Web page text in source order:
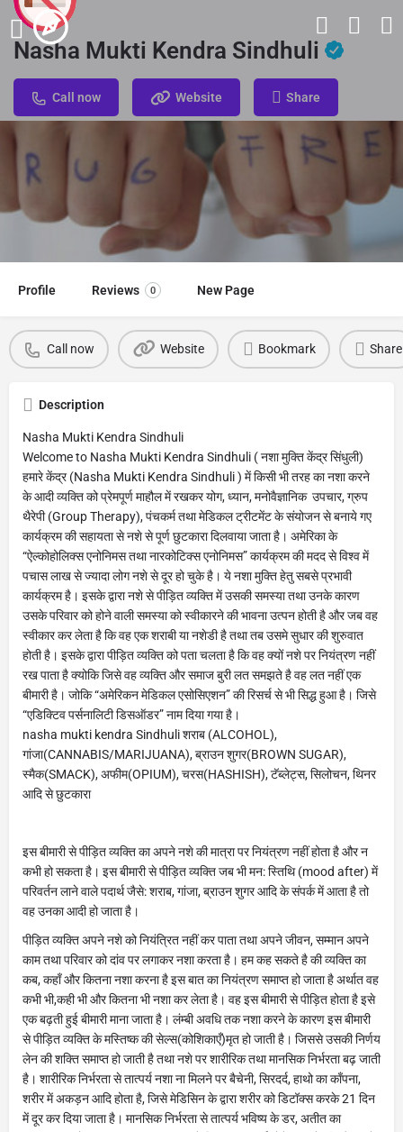
Nasha Mukti Kendra Sindhuli
Call now Website Share
Profile Reviews 0 New Page
Call now Website Bookmark Share
Description
Nasha Mukti Kendra Sindhuli
Welcome to Nasha Mukti Kendra Sindhuli ( नशा मुक्ति केंद्र सिंधुली)
हमारे केंद्र (Nasha Mukti Kendra Sindhuli ) में किसी भी तरह का नशा करने
के आदी व्यक्ति को प्रेमपूर्ण माहौल में रखकर योग, ध्यान, मनोवैज्ञानिक उपचार, ग्रुप
थैरेपी (Group Therapy), पंचकर्म तथा मेडिकल ट्रीटमेंट के संयोजन से बनाये गए
कार्यक्रम की सहायता से नशे से पूर्ण छुटकारा दिलवाया जाता है। अमेरिका के
“ऐल्कोहोलिक्स एनोनिमस तथा नारकोटिक्स एनोनिमस” कार्यक्रम की मदद से विश्व में
पचास लाख से ज्यादा लोग नशे से दूर हो चुके है। ये नशा मुक्ति हेतु सबसे प्रभावी
कार्यक्रम है। इसके द्वारा नशे से पीड़ित व्यक्ति में उसकी समस्या तथा उनके कारण
उसके परिवार को होने वाली समस्या को स्वीकारने की भावना उत्पन होती है और जब वह
स्वीकार कर लेता है कि वह एक शराबी या नशेडी है तथा तब उसमे सुधार की शुरुवात
होती है। इसके द्वारा पीड़ित व्यक्ति को पता चलता है कि वह क्यों नशे पर नियंत्रण नहीं
रख पाता है क्योकि जिसे वह व्यक्ति और समाज बुरी लत समझते है वह लत नहीं एक
बीमारी है। जोकि “अमेरिकन मेडिकल एसोसिएशन” की रिसर्च से भी सिद्ध हुआ है। जिसे
“एडिक्टिव पर्सनालिटी डिसऑडर” नाम दिया गया है।
nasha mukti kendra Sindhuli शराब (ALCOHOL),
गांजा(CANNABIS/MARIJUANA), ब्राउन शुगर(BROWN SUGAR),
स्मैक(SMACK), अफीम(OPIUM), चरस(HASHISH), टॅब्लेट्स, सिलोचन, थिनर
आदि से छुटकारा
इस बीमारी से पीड़ित व्यक्ति का अपने नशे की मात्रा पर नियंत्रण नहीं होता है और न
कभी हो सकता है। इस बीमारी से पीड़ित व्यक्ति जब भी मन: स्तिथि (mood after) में
परिवर्तन लाने वाले पदार्थ जैसे: शराब, गांजा, ब्राउन शुगर आदि के संपर्क में आता है तो
वह उनका आदी हो जाता है।
पीड़ित व्यक्ति अपने नशे को नियंत्रित नहीं कर पाता तथा अपने जीवन, सम्मान अपने
काम तथा परिवार को दांव पर लगाकर नशा करता है। हम कह सकते है की व्यक्ति का
कब, कहाँ और कितना नशा करना है इस बात का नियंत्रण समाप्त हो जाता है अर्थात वह
कभी भी,कही भी और कितना भी नशा कर लेता है। वह इस बीमारी से पीड़ित होता है इसे
एक बढ़ती हुई बीमारी माना जाता है। लंम्बी अवधि तक नशा करने के कारण इस बीमारी
से पीड़ित व्यक्ति के मस्तिष्क की सेल्स(कोशिकाएँ)मृत हो जाती है। जिससे उसकी निर्णय
लेन की शक्ति समाप्त हो जाती है तथा नशे पर शारीरिक तथा मानसिक निर्भरता बढ़ जाती
है। शारीरिक निर्भरता से तात्पर्य नशा ना मिलने पर बैचेनी, सिरदर्द, हाथो का काँपना,
शरीर में अकड़न आदि होता है, जिसे मेडिसिन के द्वारा शरीर को डिटॉक्स करके 21 दिन
में दूर कर दिया जाता है। मानसिक निर्भरता से तात्पर्य भविष्य के डर, अतीत का